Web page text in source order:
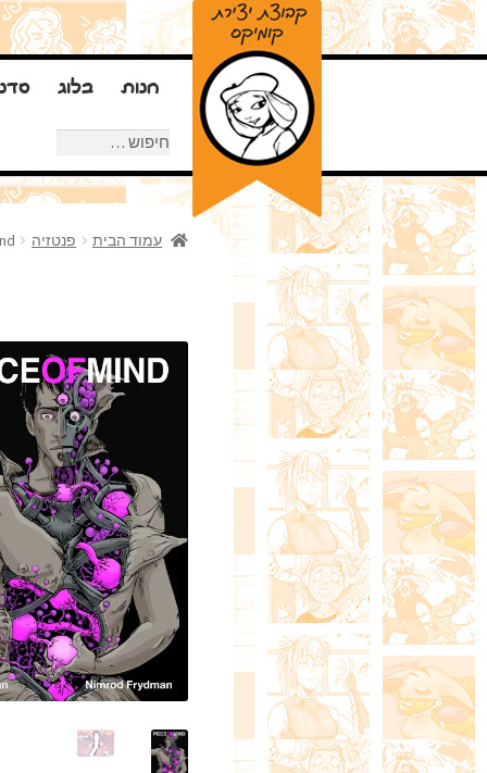
חנות בלוג
חיפוש:
עמוד הבית פנטזיה